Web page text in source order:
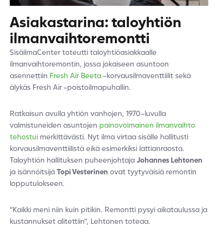
Asiakastarina: taloyhtiön
ilmanvaihtoremontti
SisäilmaCenter toteutti taloyhtiöasiakkaalle
ilmanvaihtoremontin, jossa jokaiseen asuntoon
asennettiin Fresh Air Beeta -korvausilmaventtiilit sekä
älykäs Fresh Air -poistoilmapuhallin.
Ratkaisun avulla yhtiön vanhojen, 1970-luvulla
valmistuneiden asuntojen painovoimainen ilmanvaihto
tehostui merkittävästi. Nyt ilma virtaa sisälle hallitusti
korvausilmaventtiilistä eikä esimerkiksi lattianraosta.
Taloyhtiön hallituksen puheenjohtaja Johannes Lehtonen
ja isännöitsijä Topi Vesterinen ovat tyytyväisiä remontin
lopputulokseen.
”Kaikki meni niin kuin pitikin. Remontti pysyi aikataulussa ja
kustannukset alitettiin”, Lehtonen toteaa.